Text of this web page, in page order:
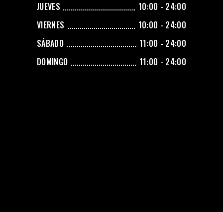
JUEVES
10:00 - 24:00
VIERNES
10:00 - 24:00
SÁBADO
11:00 - 24:00
DOMINGO
11:00 - 24:00